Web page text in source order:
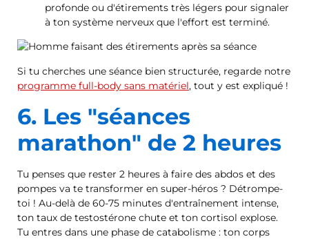
profonde ou d'étirements très légers pour signaler
à ton système nerveux que l'effort est terminé.
Si tu cherches une séance bien structurée, regarde notre
programme full-body sans matériel, tout y est expliqué !
6. Les "séances
marathon" de 2 heures
Tu penses que rester 2 heures à faire des abdos et des
pompes va te transformer en super-héros ? Détrompe-
toi ! Au-delà de 60-75 minutes d'entraînement intense,
ton taux de testostérone chute et ton cortisol explose.
Tu entres dans une phase de catabolisme : ton corps